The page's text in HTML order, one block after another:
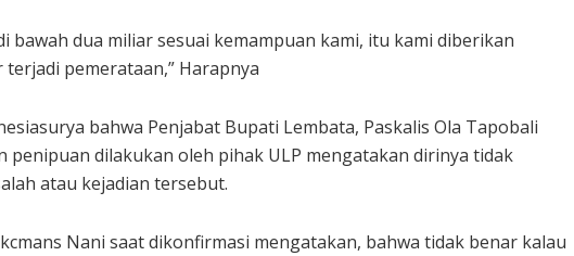
bawah dua miliar sesuai kemampuan kami, itu kami diberikan
pemerataan,” Harapnya
bahwa Penjabat Bupati Lembata, Paskalis Ola Tapobali
penipuan dilakukan oleh pihak ULP mengatakan dirinya tidak
atau kejadian tersebut.
Nani saat dikonfirmasi mengatakan, bahwa tidak benar kalau